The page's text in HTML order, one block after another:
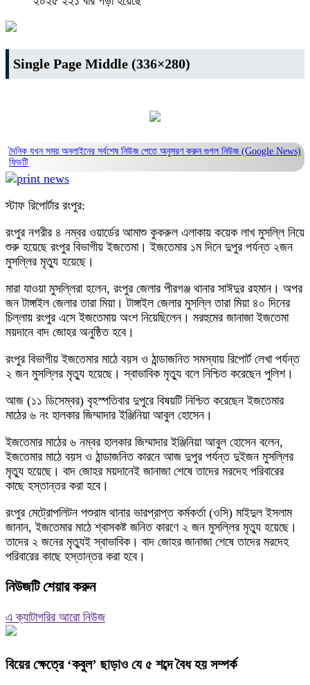
Single Page Middle (336×280)
দৈনিক যখন সময় অনলাইনের সর্বশেষ নিউজ পেতে অনুসরণ করুন গুগল নিউজ (Google News)
ফিডটি
স্টাফ রিপোর্টার রংপুর:
রংপুর নগরীর ৪ নম্বর ওয়ার্ডের আমাশু কুকরুল এলাকায় কয়েক লাখ মুসল্লি নিয়ে
শুরু হয়েছে রংপুর বিভাগীয় ইজতেমা। ইজতেমার ১ম দিনে দুপুর পর্যন্ত ২জন
মুসল্লির মৃত্যু হয়েছে।
মারা যাওয়া মুসল্লিরা হলেন, রংপুর জেলার পীরগঞ্জ থানার সাঈদুর রহমান। অপর
জন টাঙ্গাইল জেলার তারা মিয়া। টাঙ্গাইল জেলার মুসল্লি তারা মিয়া ৪০ দিনের
চিল্লায় রংপুর এসে ইজতেমায় অংশ নিয়েছিলেন। মরহুমের জানাজা ইজতেমা
ময়দানে বাদ জোহর অনুষ্ঠিত হবে।
রংপুর বিভাগীয় ইজতেমার মাঠে বয়স ও ঠান্ডাজনিত সমস্যায় রিপোর্ট লেখা পর্যন্ত
২ জন মুসল্লির মৃত্যু হয়েছে। স্বাভাবিক মৃত্যু বলে নিশ্চিত করেছেন পুলিশ।
আজ (১১ ডিসেম্বর) বৃহস্পতিবার দুপুরে বিষয়টি নিশ্চিত করেছেন ইজতেমার
মাঠের ৬ নং হালকার জিম্মাদার ইঞ্জিনিয়া আবুল হোসেন।
ইজতেমার মাঠের ৬ নম্বর হালকার জিম্মাদার ইঞ্জিনিয়া আবুল হোসেন বলেন,
ইজতেমার মাঠে বয়স ও ঠান্ডাজনিত কারনে আজ দুপুর পর্যন্ত দুইজন মুসল্লির
মৃত্যু হয়েছে। বাদ জোহর ময়দানেই জানাজা শেষে তাদের মরদেহ পরিবারের
কাছে হস্তান্তর করা হবে।
রংপুর মেট্রোপলিটন পশুরাম থানার ভারপ্রাপ্ত কর্মকর্তা (ওসি) মাইদুল ইসলাম
জানান, ইজতেমার মাঠে শ্বাসকষ্ট জনিত কারণে ২ জন মুসল্লির মৃত্যু হয়েছে।
তাদের ২ জনের মৃত্যুই স্বাভাবিক। বাদ জোহর জানাজা শেষে তাদের মরদেহ
পরিবারের কাছে হস্তান্তর করা হবে।
নিউজটি শেয়ার করুন
এ ক্যাটাগরির আরো নিউজ
বিয়ের ক্ষেত্রে ‘কবুল’ ছাড়াও যে ৫ শব্দে বৈধ হয় সম্পর্ক